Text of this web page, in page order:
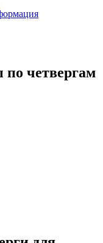
четвергам